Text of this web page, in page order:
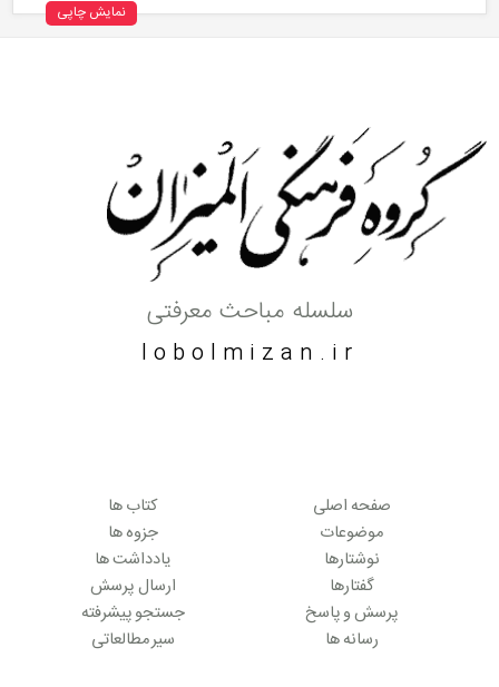
نمایش چاپی
سلسله مباحث معرفتی
lobolmizan.ir
صفحه اصلی
موضوعات
نوشتارها
گفتارها
پرسش و پاسخ
رسانه ها
کتاب ها
جزوه ها
یادداشت ها
ارسال پرسش
جستجو پیشرفته
سیر مطالعاتی